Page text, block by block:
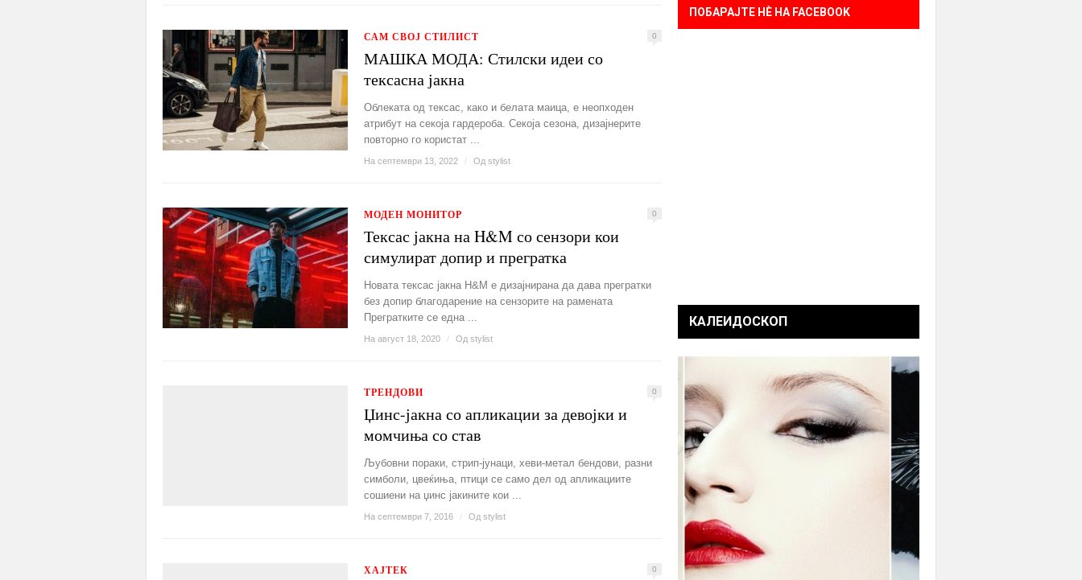
САМ СВОЈ СТИЛИСТ 0
МАШКА МОДА: Стилски идеи со
тексасна јакна
Облеката од тексас, како и белата маица, е неопходен
атрибут на секоја гардероба. Секоја сезона, дизајнерите
повторно го користат ...
На септември 13, 2022 / Од stylist
МОДЕН МОНИТОР 0
Тексас јакна на H&M со сензори кои
симулират допир и прегратка
Новата тексас јакна H&M е дизајнирана да дава прегратки
без допир благодарение на сензорите на рамената
Прегратките се една ...
На август 18, 2020 / Од stylist
ТРЕНДОВИ 0
Џинс-јакна со апликации за девојки и
момчиња со став
Љубовни пораки, стрип-јунаци, хеви-метал бендови, разни
симболи, цвеќиња, птици се само дел од апликациите
сошиени на џинс јакините кои ...
На септември 7, 2016 / Од stylist
ХАЈТЕК 0
ПОБАРАЈТЕ НÈ НА FACEBOOK
КАЛЕИДОСКОП